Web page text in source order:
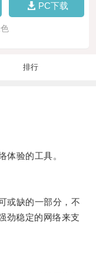
PC下载
排行
验的工具。
缺的一部分，不
劲稳定的网络来支